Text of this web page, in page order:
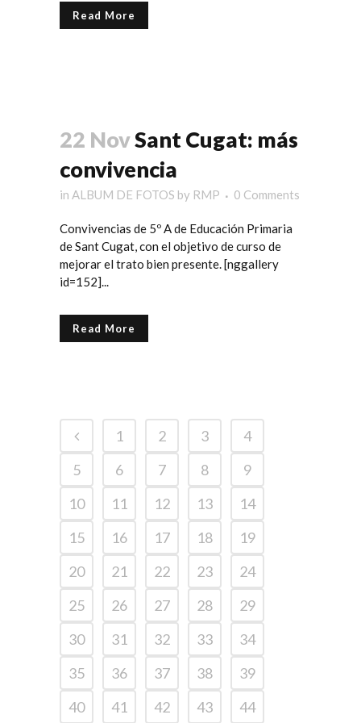
Read More
22 NovSant Cugat: más
convivencia
in ALBUM DE FOTOS by RMP 0 Comments
Convivencias de 5º A de Educación Primaria
de Sant Cugat, con el objetivo de curso de
mejorar el trato bien presente. [nggallery
id=152]...
Read More
1 2 3
4
5
6 7 8
9
10
11 12 13
14
15
16 17 18
19
20
21 22 23
24
25
26 27 28
29
30
31 32 33
34
35
36 37 38
39
40
41 42 43
44